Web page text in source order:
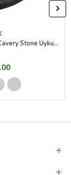
Madfox Cavery Stone Uyku Tulumu -10°C